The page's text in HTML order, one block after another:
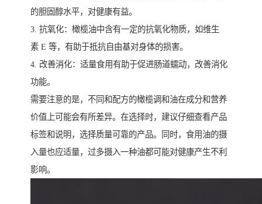
的胆固醇水平，对健康有益。
3. 抗氧化：橄榄油中含有一定的抗氧化物质，如维生
素 E 等，有助于抵抗自由基对身体的损害。
4. 改善消化：适量食用有助于促进肠道蠕动，改善消化
功能。
需要注意的是，不同和配方的橄榄调和油在成分和营养
价值上可能会有所差异。在选择时，建议仔细查看产品
标签和说明，选择质量可靠的产品。同时，食用油的摄
入量也应适量，过多摄入一种油都可能对健康产生不利
影响。